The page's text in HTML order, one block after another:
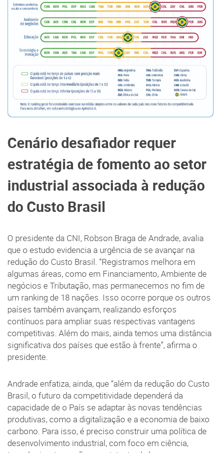
Cenário desafiador requer
estratégia de fomento ao setor
industrial associada à redução
do Custo Brasil
O presidente da CNI, Robson Braga de Andrade, avalia
que o estudo evidencia a urgência de se avançar na
redução do Custo Brasil. “Registramos melhora em
algumas áreas, como em Financiamento, Ambiente de
negócios e Tributação, mas permanecemos no fim de
um ranking de 18 nações. Isso ocorre porque os outros
países também avançam, realizando esforços
contínuos para ampliar suas respectivas vantagens
competitivas. Além do mais, ainda temos uma distância
significativa dos países que estão à frente”, afirma o
presidente.
Andrade enfatiza, ainda, que “além da redução do Custo
Brasil, o futuro da competitividade dependerá da
capacidade de o País se adaptar às novas tendências
produtivas, como a digitalização e a economia de baixo
carbono. Para isso, é preciso construir uma política de
desenvolvimento industrial, com foco em ciência,